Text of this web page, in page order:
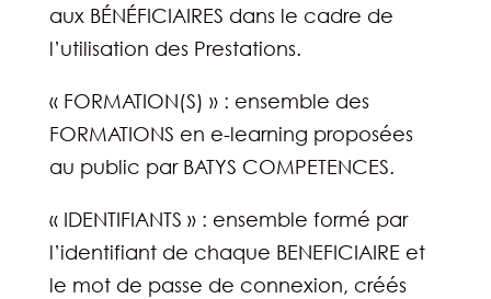
aux BÉNÉFICIAIRES dans le cadre de
l’utilisation des Prestations.
« FORMATION(S) » : ensemble des
FORMATIONS en e-learning proposées
au public par BATYS COMPETENCES.
« IDENTIFIANTS » : ensemble formé par
l’identifiant de chaque BENEFICIAIRE et
le mot de passe de connexion, créés